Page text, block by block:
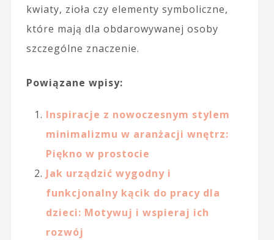
kwiaty, zioła czy elementy symboliczne,
które mają dla obdarowywanej osoby
szczególne znaczenie.
Powiązane wpisy:
Inspiracje z nowoczesnym stylem
minimalizmu w aranżacji wnętrz:
Piękno w prostocie
Jak urządzić wygodny i
funkcjonalny kącik do pracy dla
dzieci: Motywuj i wspieraj ich
rozwój